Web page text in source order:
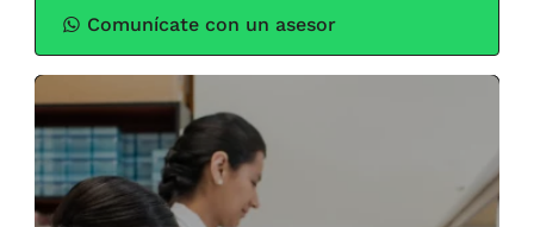
Comunícate con un asesor